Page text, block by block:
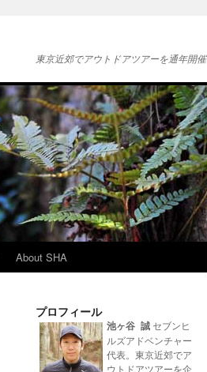
東京近郊でアウトドアツアーを通年開催
About SHA
プロフィール
池ヶ谷 誠 セブンヒ
ルズアドベンチャー
代表。東京近郊でア
ウトドアツアーを企